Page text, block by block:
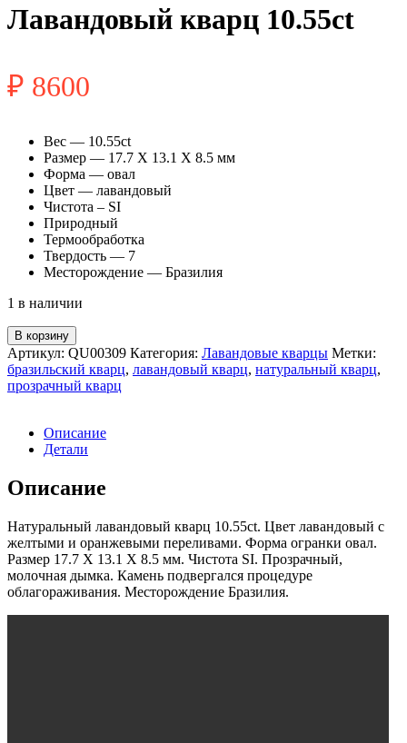
Лавандовый кварц 10.55ct
₽ 8600
Вес — 10.55ct
Размер — 17.7 X 13.1 X 8.5 мм
Форма — овал
Цвет — лавандовый
Чистота – SI
Природный
Термообработка
Твердость — 7
Месторождение — Бразилия
1 в наличии
Количество
товара
Лавандовый
кварц
10.55ct
В корзину
Артикул: QU00309 Категория: Лавандовые кварцы Метки:
бразильский кварц, лавандовый кварц, натуральный кварц,
прозрачный кварц
Описание
Детали
Описание
Натуральный лавандовый кварц 10.55ct. Цвет лавандовый с
желтыми и оранжевыми переливами. Форма огранки овал.
Размер 17.7 X 13.1 X 8.5 мм. Чистота SI. Прозрачный,
молочная дымка. Камень подвергался процедуре
облагораживания. Месторождение Бразилия.